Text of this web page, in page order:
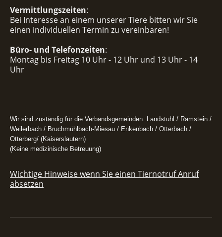
Vermittlungszeiten:
Bei Interesse an einem unserer Tiere bitten wir Sie
einen individuellen Termin zu vereinbaren!
Büro- und Telefonzeiten:
Montag bis Freitag 10 Uhr - 12 Uhr und 13 Uhr - 14
Uhr
Wir sind zuständig für die Verbandsgemeinden: Landstuhl / Ramstein /
Weilerbach / Bruchmühlbach-Miesau / Enkenbach / Otterbach /
Otterberg/ (Kaiserslautern)
(Keine medizinische Betreuung)
Wichtige Hinweise wenn Sie einen Tiernotruf Anruf
absetzen